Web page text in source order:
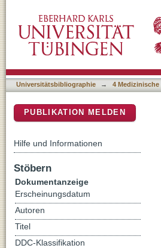
Universitätsbibliographie → 4
PUBLIKATION MELDEN
Hilfe und Informationen
Stöbern
Dokumentanzeige
Erscheinungsdatum
Autoren
Titel
DDC-Klassifikation